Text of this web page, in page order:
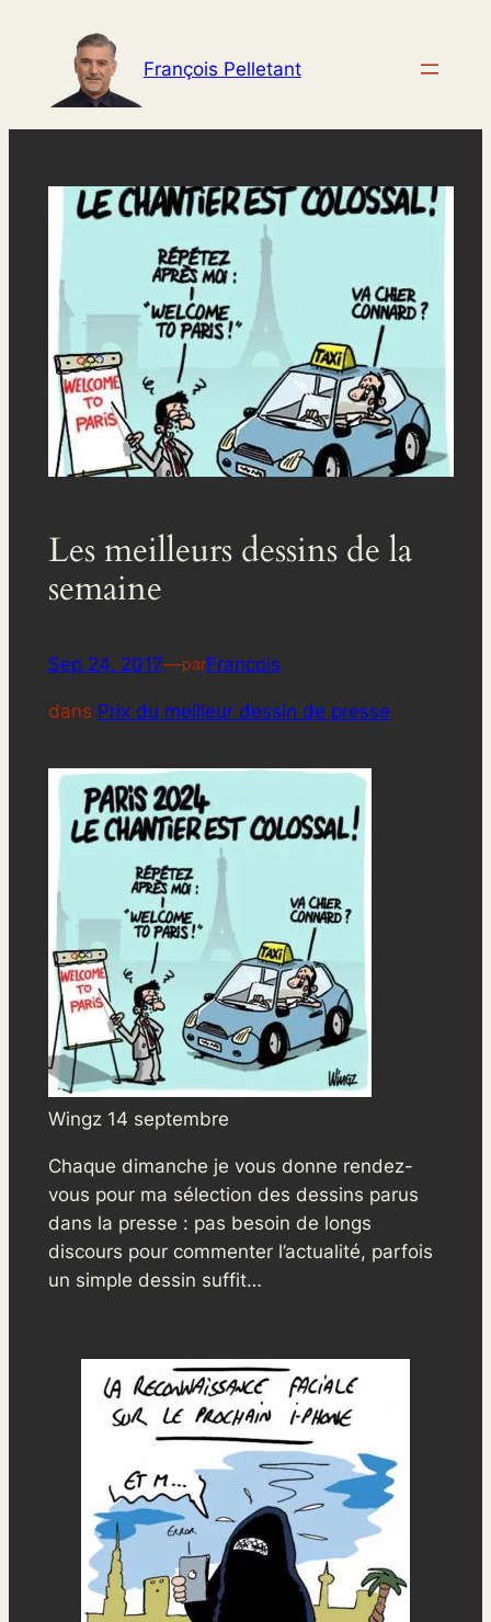
contenu
François Pelletant
Les meilleurs dessins de la
semaine
Sep 24, 2017—parFrancois
dans Prix du meilleur dessin de presse
Wingz 14 septembre
Chaque dimanche je vous donne rendez-
vous pour ma sélection des dessins parus
dans la presse : pas besoin de longs
discours pour commenter l’actualité, parfois
un simple dessin suffit…